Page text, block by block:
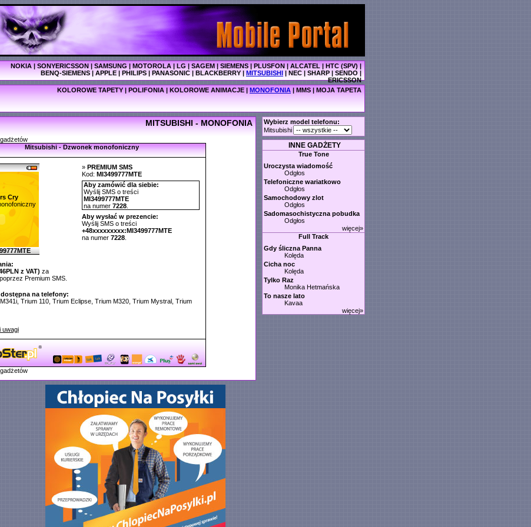
NOKIA|SONYERICSSON|SAMSUNG|MOTOROLA|LG|SAGEM|SIEMENS|PLUSFON|ALCATEL|HTC (SPV)|
BENQ-SIEMENS|APPLE|PHILIPS|PANASONIC|BLACKBERRY|MITSUBISHI|NEC|SHARP|SENDO|
ERICSSON
KOLOROWE TAPETY | POLIFONIA | KOLOROWE ANIMACJE | MONOFONIA | MMS | MOJA TAPETA
MITSUBISHI - MONOFONIA
Mitsubishi - Dzwonek monofoniczny
Cry
z VAT) za
Premium SMS.
» PREMIUM SMS
Kod: MI3499777MTE
Aby zamówić dla siebie:
Wyślij SMS o treści
MI3499777MTE
na numer 7228.
Aby wysłać w prezencie:
Wyślij SMS o treści
+48xxxxxxxxx:MI3499777MTE
na numer 7228.
dostępna na telefony:
Trium 110, Trium Eclipse, Trium M320, Trium Mystral, Trium
uwagi
Wybierz model telefonu:
Mitsubishi
INNE GADŻETY
True Tone
Uroczysta wiadomość
Odgłos
Telefoniczne wariatkowo
Odgłos
Samochodowy zlot
Odgłos
Sadomasochistyczna pobudka
Odgłos
więcej»
Full Track
Gdy śliczna Panna
Kolęda
Cicha noc
Kolęda
Tylko Raz
Monika Hetmańska
To nasze lato
Kavaa
więcej»